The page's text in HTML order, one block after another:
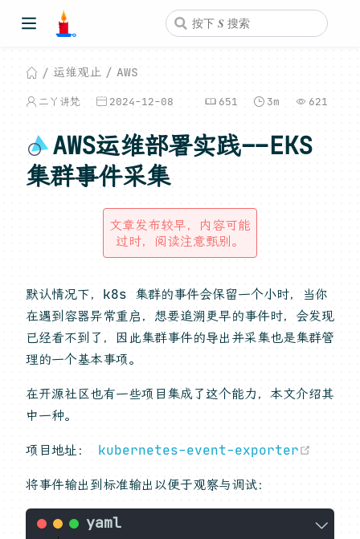
运维观止 AWS
二丫讲梵 2024-12-08 651 3m 621
AWS运维部署实践--EKS
集群事件采集
文章发布较早，内容可能
过时，阅读注意甄别。
默认情况下，k8s 集群的事件会保留一个小时，当你
在遇到容器异常重启，想要追溯更早的事件时，会发现
已经看不到了，因此集群事件的导出并采集也是集群管
理的一个基本事项。
在开源社区也有一些项目集成了这个能力，本文介绍其
中一种。
项目地址： kubernetes-event-exporter
将事件输出到标准输出以便于观察与调试：